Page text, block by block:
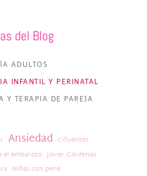
del Blog
ADULTOS
INFANTIL Y PERINATAL
Y TERAPIA DE PAREJA
Ansiedad Cifuentes
el embarazo Javier Cárdenas
Niñas con pene